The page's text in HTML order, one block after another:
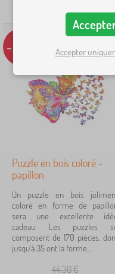
Rechercher dans les
Disponibilité
Type d'offre
Marques
Annuler FILTRATION
-22%
Puzzle en bois coloré -
papillon
Un puzzle en bois
coloré en forme de
sera une excellente
cadeau. Les puzzles
composent de 170 pièces,
jusqu'à 35 ont la forme...
44,30€
Accepter